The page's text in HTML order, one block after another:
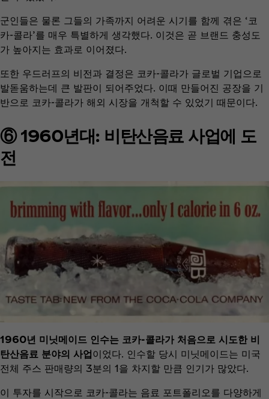
군인들은 물론 그들의 가족까지 어려운 시기를 함께 겪은 ‘코
카-콜라’를 매우 특별하게 생각했다. 이것은 곧 브랜드 충성도
가 높아지는 효과로 이어졌다.
또한 우드러프의 비전과 결정은 코카-콜라가 글로벌 기업으로
발돋움하는데 큰 발판이 되어주었다. 이때 만들어진 공장을 기
반으로 코카-콜라가 해외 시장을 개척할 수 있었기 때문이다.
⑥ 1960년대: 비탄산음료 사업에 도
전
1960년 미닛메이드 인수는 코카-콜라가 처음으로 시도한 비
탄산음료 분야의 사업이었다. 인수할 당시 미닛메이드는 미국
전체 주스 판매량의 3분의 1을 차지할 만큼 인기가 많았다.
이 투자를 시작으로 코카-콜라는 음료 포트폴리오를 다양하게